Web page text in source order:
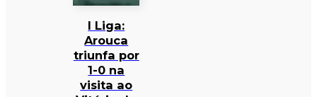
I Liga:
Arouca
triunfa por
1-0 na
visita ao